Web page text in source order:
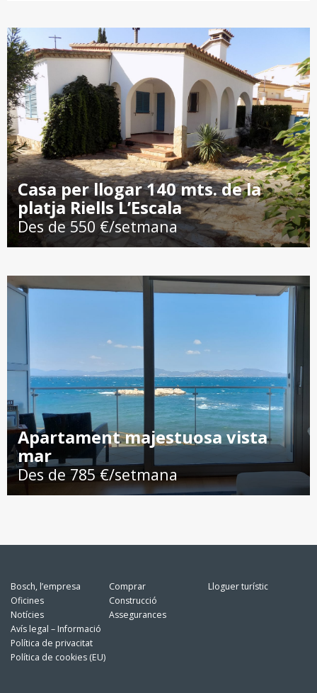
Casa per llogar 140 mts. de la
platja Riells L’Escala
Des de 550 €/setmana
Apartament majestuosa vista
mar
Des de 785 €/setmana
Bosch, l’empresa
Oficines
Notícies
Avís legal – Informació
Política de privacitat
Política de cookies (EU)
Comprar
Construcció
Assegurances
Lloguer turístic